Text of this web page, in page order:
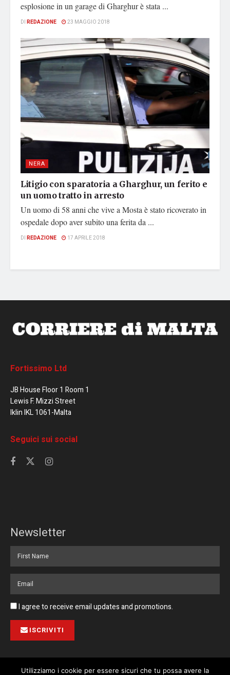
esplosione in un garage di Gharghur è stata ...
DI REDAZIONE 23 MAGGIO 2018
NERA
Litigio con sparatoria a Gharghur, un ferito e
un uomo tratto in arresto
Un uomo di 58 anni che vive a Mosta è stato ricoverato in
ospedale dopo aver subito una ferita da ...
DI REDAZIONE 17 APRILE 2018
Fortissimo Ltd
JB House Floor 1 Room 1
Lewis F. Mizzi Street
Iklin IKL 1061-Malta
Seguici sui social
Newsletter
I agree to receive email updates and promotions.
ISCRIVITI
Utilizziamo i cookie per essere sicuri che tu possa avere la